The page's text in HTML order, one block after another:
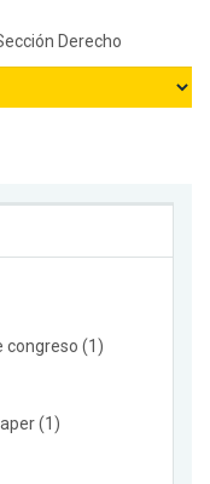
Derecho
congreso (1)
(1)